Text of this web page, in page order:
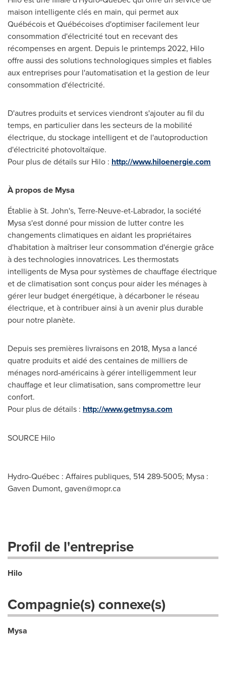
maison intelligente clés en main, qui permet aux
Québécois et Québécoises d'optimiser facilement leur
consommation d'électricité tout en recevant des
récompenses en argent. Depuis le printemps 2022, Hilo
offre aussi des solutions technologiques simples et fiables
aux entreprises pour l'automatisation et la gestion de leur
consommation d'électricité.
D'autres produits et services viendront s'ajouter au fil du
temps, en particulier dans les secteurs de la mobilité
électrique, du stockage intelligent et de l'autoproduction
d'électricité photovoltaïque.
Pour plus de détails sur Hilo : http://www.hiloenergie.com
À propos de Mysa
Établie àSt. John's, Terre-Neuve-et-Labrador, la société
Mysa s'est donné pour mission de lutter contre les
changements climatiques en aidant les propriétaires
d'habitation à maîtriser leur consommation d'énergie grâce
à des technologies innovatrices. Les thermostats
intelligents de Mysa pour systèmes de chauffage électrique
et de climatisation sont conçus pour aider les ménages à
gérer leur budget énergétique, à décarboner le réseau
électrique, et à contribuer ainsi à un avenir plus durable
pour notre planète.
Depuis ses premières livraisons en 2018, Mysa a lancé
quatre produits et aidé des centaines de milliers de
ménages nord-américains à gérer intelligemment leur
chauffage et leur climatisation, sans compromettre leur
confort.
Pour plus de détails : http://www.getmysa.com
SOURCE Hilo
Hydro-Québec : Affaires publiques, 514 289-5005; Mysa :
Gaven Dumont, gaven@mopr.ca
Profil de l'entreprise
Hilo
Compagnie(s) connexe(s)
Mysa